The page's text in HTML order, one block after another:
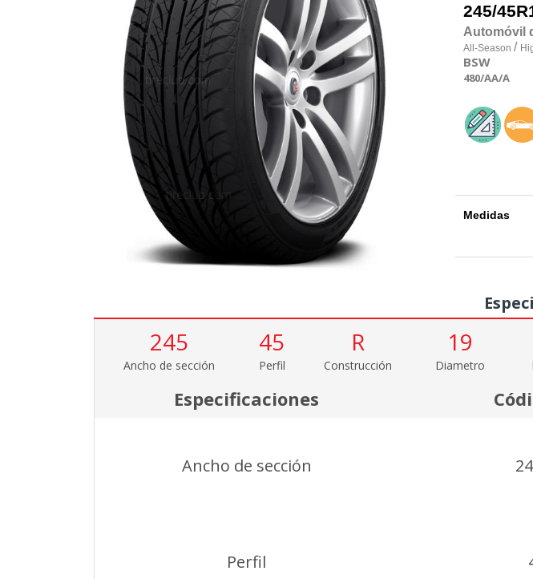
245/
Automóvil
All-Season /
BSW
480/AA/A
Medidas
245
Ancho de sección
45
Perfil
R
Construcción
19
Diametro
Especificaciones
Ancho de sección
Perfil